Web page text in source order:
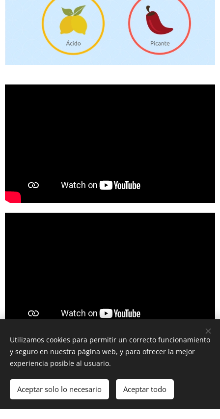
Creado conWebnode Cookies
Utilizamos cookies para permitir un correcto funcionamiento
y seguro en nuestra página web, y para ofrecer la mejor
experiencia posible al usuario.
Aceptar solo lo necesario Aceptar todo